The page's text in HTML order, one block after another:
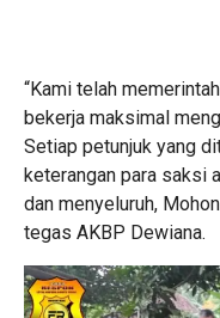
“Kami telah
bekerja maksimal
Setiap petunjuk yang
keterangan para saksi
dan menyeluruh,
tegas AKBP Dewiana.